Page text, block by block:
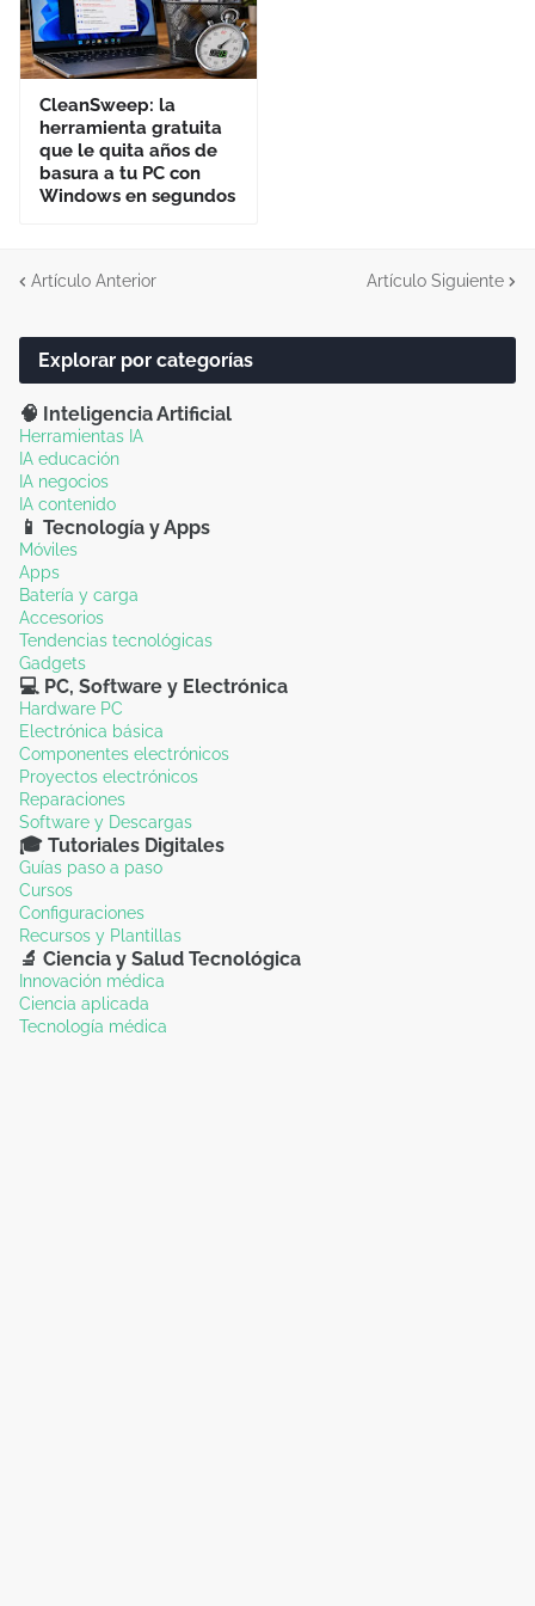
CleanSweep: la
herramienta gratuita
que le quita años de
basura a tu PC con
Windows en segundos
Artículo Anterior Artículo Siguiente
Explorar por categorías
🧠 Inteligencia Artificial
Herramientas IA
IA educación
IA negocios
IA contenido
📱 Tecnología y Apps
Móviles
Apps
Batería y carga
Accesorios
Tendencias tecnológicas
Gadgets
💻 PC, Software y Electrónica
Hardware PC
Electrónica básica
Componentes electrónicos
Proyectos electrónicos
Reparaciones
Software y Descargas
🎓 Tutoriales Digitales
Guías paso a paso
Cursos
Configuraciones
Recursos y Plantillas
🔬 Ciencia y Salud Tecnológica
Innovación médica
Ciencia aplicada
Tecnología médica